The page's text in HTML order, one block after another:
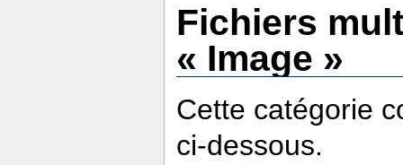
Fichiers
« Image »
Cette catégorie
ci-dessous.